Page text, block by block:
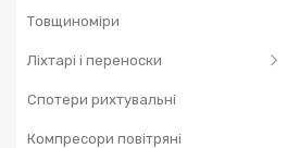
Товщиноміри
Ліхтарі і переноски
Спотери рихтувальні
Компресори повітряні